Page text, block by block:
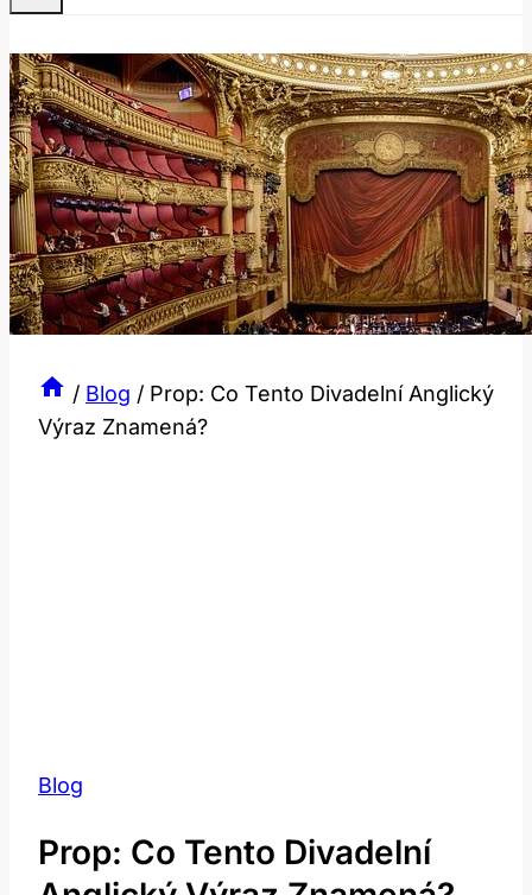
/ Blog / Prop: Co Tento Divadelní Anglický
Výraz Znamená?
Blog
Prop: Co Tento Divadelní